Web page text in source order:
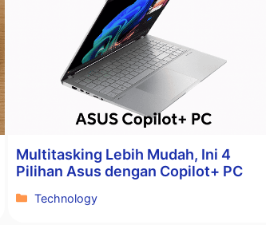
Multitasking Lebih Mudah, Ini 4
Pilihan Asus dengan Copilot+ PC
Kategori
Technology